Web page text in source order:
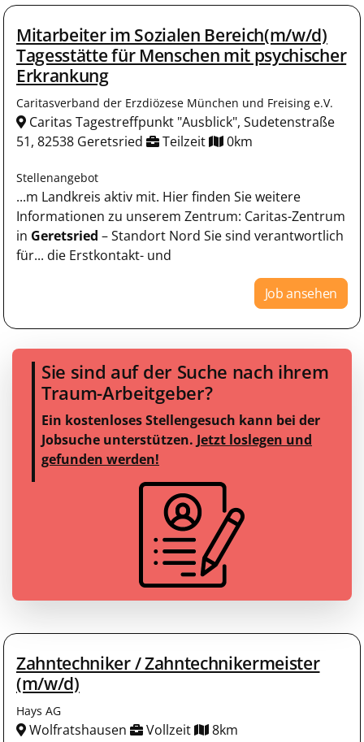
Mitarbeiter im Sozialen Bereich(m/w/d)
Tagesstätte für Menschen mit psychischer
Erkrankung
Caritasverband der Erzdiözese München und Freising e.V.
Caritas Tagestreffpunkt "Ausblick", Sudetenstraße
51, 82538 Geretsried
Teilzeit 0km
Stellenangebot
...m Landkreis aktiv mit. Hier finden Sie weitere
Informationen zu unserem Zentrum: Caritas-Zentrum
in Geretsried – Standort Nord Sie sind verantwortlich
für... die Erstkontakt- und
Job ansehen
Sie sind auf der Suche nach ihrem
Traum-Arbeitgeber?
Ein kostenloses Stellengesuch kann bei der
Jobsuche unterstützen. Jetzt loslegen und
gefunden werden!
Zahntechniker / Zahntechnikermeister
(m/w/d)
Hays AG
Wolfratshausen Vollzeit 8km